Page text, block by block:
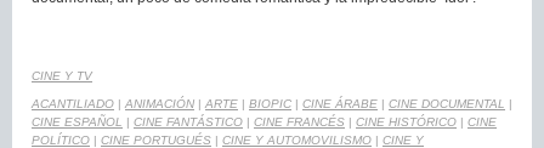
CINE Y TV
ACANTILIADO | ANIMACIÓN | ARTE | BIOPIC | CINE ÁRABE | CINE DOCUMENTAL
|
CINE ESPAÑOL
| CINE FANTÁSTICO | CINE FRANCÉS | CINE HISTÓRICO | CINE
POLÍTICO | CINE PORTUGUÉS | CINE Y AUTOMOVILISMO | CINE Y